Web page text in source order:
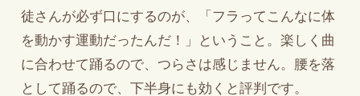
徒さんが必ず口にするのが、「フラってこんなに体
を動かす運動だったんだ！」ということ。楽しく曲
に合わせて踊るので、つらさは感じません。腰を落
として踊るので、下半身にも効くと評判です。